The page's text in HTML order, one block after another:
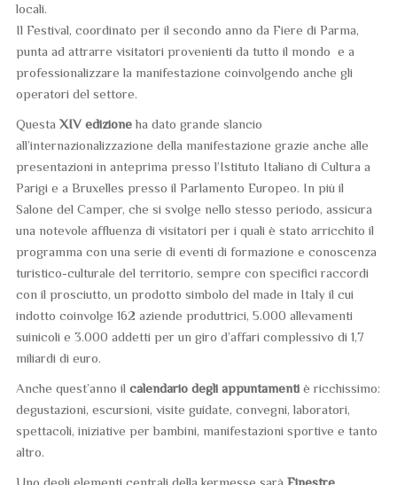
locali.
Il Festival, coordinato per il secondo anno da Fiere di Parma,
punta ad attrarre visitatori provenienti da tutto il mondo e a
professionalizzare la manifestazione coinvolgendo anche gli
operatori del settore.
Questa XIV edizioneha dato grande slancio
all’internazionalizzazione della manifestazione grazie anche alle
presentazioni in anteprima presso l’Istituto Italiano di Cultura a
Parigi e a Bruxelles presso il Parlamento Europeo. In più il
Salone del Camper, che si svolge nello stesso periodo, assicura
una notevole affluenza di visitatori per i quali è stato arricchito il
programma con una serie di eventi di formazione e conoscenza
turistico-culturale del territorio, sempre con specifici raccordi
con il prosciutto, un prodotto simbolo del made in Italy il cui
indotto coinvolge 162 aziende produttrici, 5.000 allevamenti
suinicoli e 3.000 addetti per un giro d’affari complessivo di 1,7
miliardi di euro.
Anche quest’anno il calendario degli appuntamenti è ricchissimo:
degustazioni, escursioni, visite guidate, convegni, laboratori,
spettacoli, iniziative per bambini, manifestazioni sportive e tanto
altro.
Uno degli elementi centrali della kermesse sarà Finestre